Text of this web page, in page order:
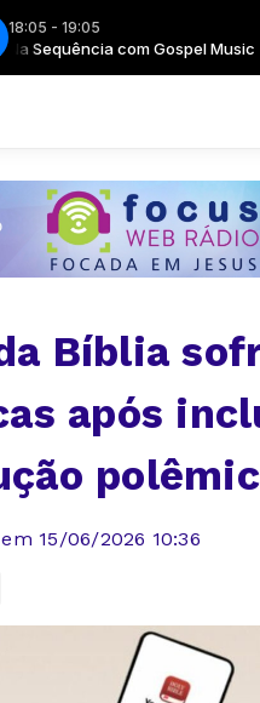
18:05 - 19:05
com Gospel Music
com Louvor - 06-08-2026-
Bíblia
após
15/06/2026 10:36